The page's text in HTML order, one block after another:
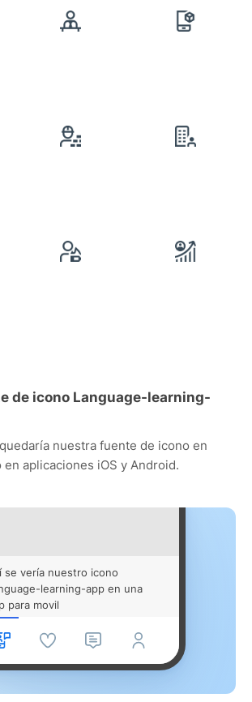
de icono Language-learning-
nuestra fuente de icono en
aplicaciones iOS y Android.
se vería nuestro icono
learning-app en una
para movil